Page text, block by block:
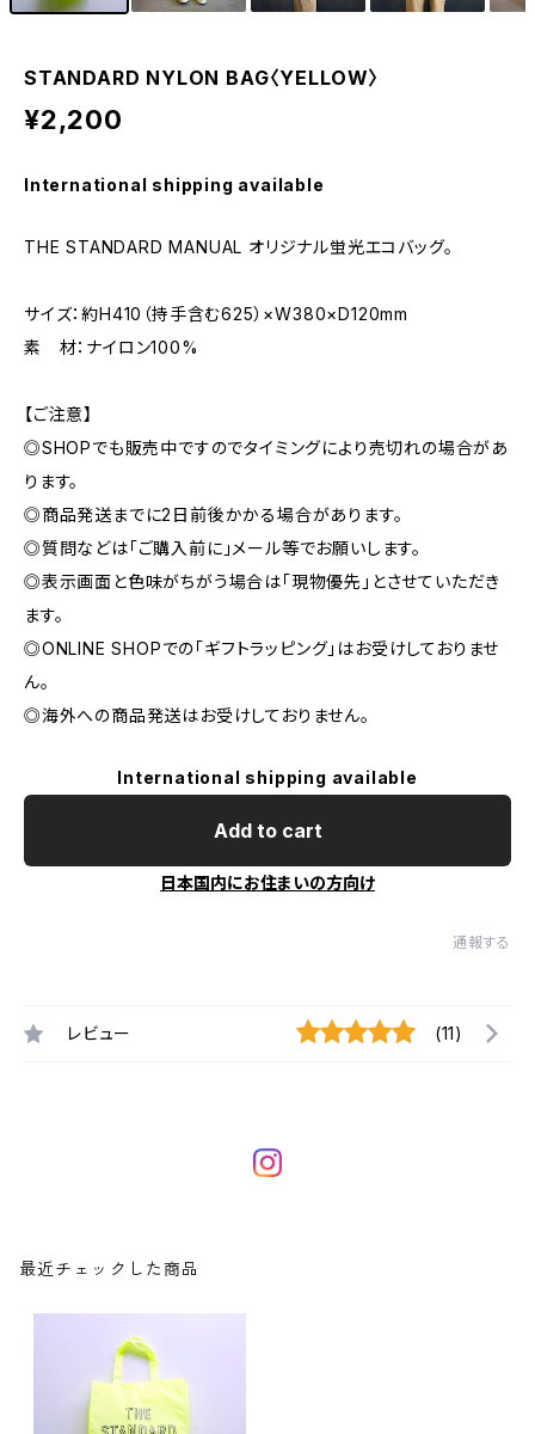
STANDARD NYLON BAG〈YELLOW〉
¥2,200
International shipping available
THE STANDARD MANUAL オリジナル蛍光エコバッグ。
サイズ：約H410（持手含む625）×W380×D120mm
素 材：ナイロン100%
【ご注意】
◎SHOPでも販売中ですのでタイミングにより売切れの場合があ
ります。
◎商品発送までに2日前後かかる場合があります。
◎質問などは「ご購入前に」メール等でお願いします。
◎表示画面と色味がちがう場合は「現物優先」とさせていただき
ます。
◎ONLINE SHOPでの「ギフトラッピング」はお受けしておりませ
ん。
◎海外への商品発送はお受けしておりません。
International shipping available
Add to cart
日本国内にお住まいの方向け
通報する
レビュー (11)
最近チェックした商品